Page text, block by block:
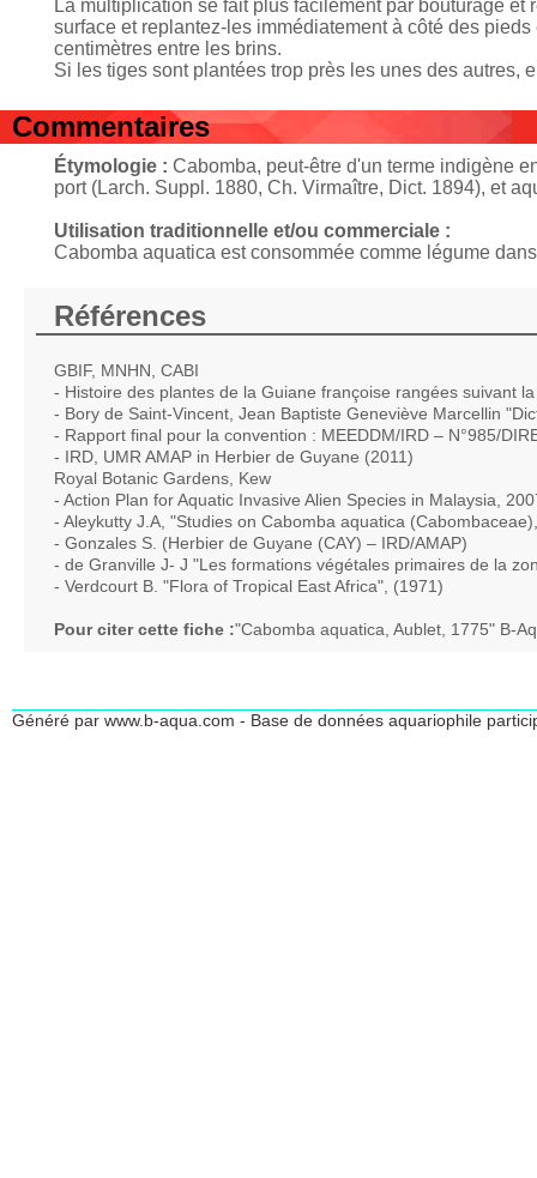
La multiplication se fait plus facilement par bouturage
surface et replantez-les immédiatement à côté des
centimètres entre les brins.
Si les tiges sont plantées trop près les unes des autres,
Commentaires
Étymologie : Cabomba, peut-être d'un terme indigène
port (Larch. Suppl. 1880, Ch. Virmaître, Dict. 1894), et
Utilisation traditionnelle et/ou commerciale :
Cabomba aquatica est consommée comme légume
Références
GBIF, MNHN, CABI
- Histoire des plantes de la Guiane françoise rangées suivant
- Bory de Saint-Vincent, Jean Baptiste Geneviève Marcellin
- Rapport final pour la convention : MEEDDM/IRD – N°985/
- IRD, UMR AMAP in Herbier de Guyane (2011)
Royal Botanic Gardens, Kew
- Action Plan for Aquatic Invasive Alien Species in Malaysia,
- Aleykutty J.A, "Studies on Cabomba aquatica
- Gonzales S. (Herbier de Guyane (CAY) – IRD/AMAP)
- de Granville J- J "Les formations végétales primaires de la
- Verdcourt B. "Flora of Tropical East Africa", (1971)
Pour citer cette fiche :"Cabomba aquatica, Aublet, 1775" B-
Généré par www.b-aqua.com - Base de données aquariophile